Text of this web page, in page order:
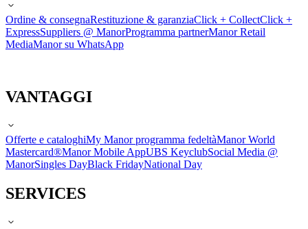
Ordine & consegnaRestituzione & garanziaClick + CollectClick +
ExpressSuppliers @ ManorProgramma partnerManor Retail
MediaManor su WhatsApp
VANTAGGI
Offerte e cataloghiMy Manor programma fedeltàManor World
Mastercard®Manor Mobile AppUBS KeyclubSocial Media @
ManorSingles DayBlack FridayNational Day
SERVICES